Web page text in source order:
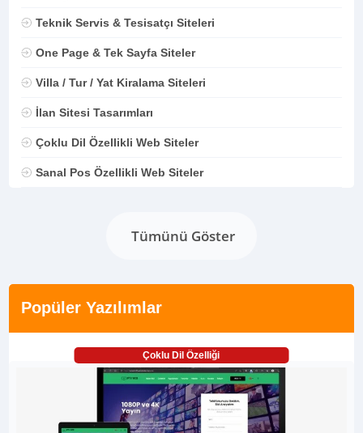
Teknik Servis & Tesisatçı Siteleri
One Page & Tek Sayfa Siteler
Villa / Tur / Yat Kiralama Siteleri
İlan Sitesi Tasarımları
Çoklu Dil Özellikli Web Siteler
Sanal Pos Özellikli Web Siteler
Tümünü Göster
Popüler Yazılımlar
Çoklu Dil Özelliği